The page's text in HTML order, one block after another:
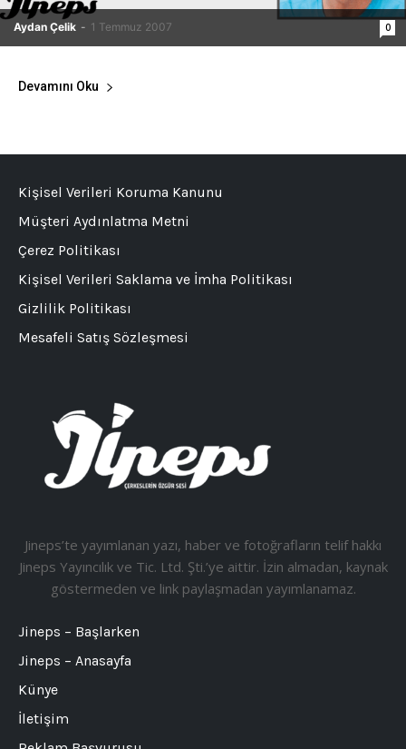
Aydan Çelik - 1 Temmuz 2007 0
Devamını Oku
Jineps’te yayımlanan yazı, haber ve fotoğrafların telif hakkı
Jineps Yayıncılık ve Tic. Ltd. Şti.’ye aittir. İzin almadan, kaynak
göstermeden ve link paylaşmadan yayımlanamaz.
Jineps – Başlarken
Jineps – Anasayfa
Künye
İletişim
Kişisel Verileri Koruma Kanunu
Müşteri Aydınlatma Metni
Çerez Politikası
Kişisel Verileri Saklama ve İmha Politikası
Gizlilik Politikası
Mesafeli Satış Sözleşmesi